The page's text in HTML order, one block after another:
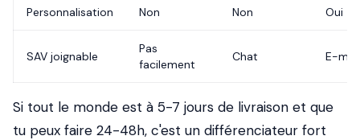
Personnalisation Non Non Oui
SAV joignable
Pas
facilement
Chat E-mail
Si tout le monde est à 5-7 jours de livraison et que
tu peux faire 24-48h, c'est un différenciateur fort